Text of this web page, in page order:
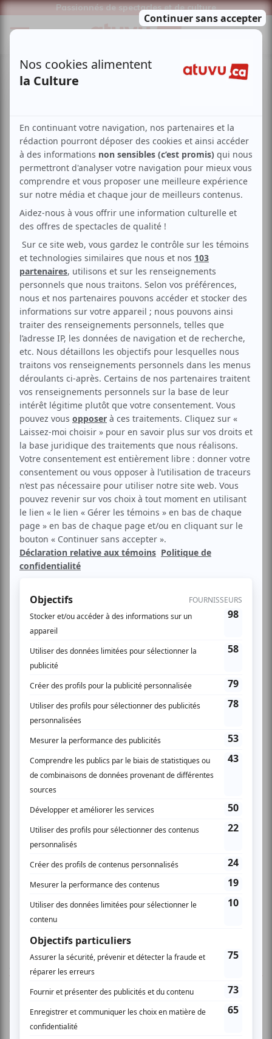
Passionnés de spectacles et de culture
Musique Classique
Melody Yuan
Aucune offre promotionnelle
disponible
Soyez les premiers avisés dès qu'il y aura une offre promo
pour Melody Yuan:INSCRIVEZ-VOUS
Voyez Melody Yuan, une jeune violoniste chinoise qui a
remporté en mars 2009, à l’âge de 11 ans, le premier prix
du Yenkelevich International Violin Competition à Omsk,
Russie. Les membres du jury l’ont reconnue alors comme
l'une des violonistes les plus douées de son groupe d'âge
dans le monde, aujourd'hui.
C’est grâce à l’aimable collaboration de M. Taras Gabora,
professeur de violon émérite du Conservatoire d’Oberlin,
États-Unis, de l’Université McGill, du Conservatoire de
Musique de Montréal, de l’Université de la Colombie-
Britannique et de l’Académie de musique de Vancouver et
que vous aurez le privilège de voir cette jeune virtuose d’à
peine treize ans.
Elle sera accompagnée par la pianiste chilienne Alejandra
Cifuentes Diaz qui s’est produite en récital solo à la Place
des Arts, la saison dernière, et en Algérie avec l’Orchestre
Symphonique National d’Alger, en décembre 2008.
Diffusions Amal’Gamme procédera alors au lancement de
sa saison 2010-2011 et lance une invitation à toute la
population à venir découvrir ces deux jeunes artistes
exceptionnelles ainsi que les spectacles et concerts à
l’affiche de sa nouvelle programmation 2010-2011.
AUCUN COMMENTAIRE
Vous devez être connecté pour
donner un avis.